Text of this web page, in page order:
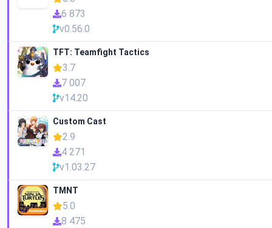
6 873
v0.56.0
TFT: Teamfight Tactics
3.7
7 007
v14.20
Custom Cast
2.9
4 271
v1.03.27
TMNT
5.0
8 475